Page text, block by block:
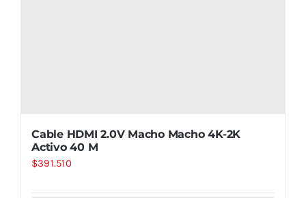
Cable HDMI 2.0V Macho Macho 4K-2K
Activo 40 M
$391.510